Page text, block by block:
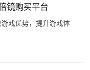
镜购买平台
戏优势，提升游戏体